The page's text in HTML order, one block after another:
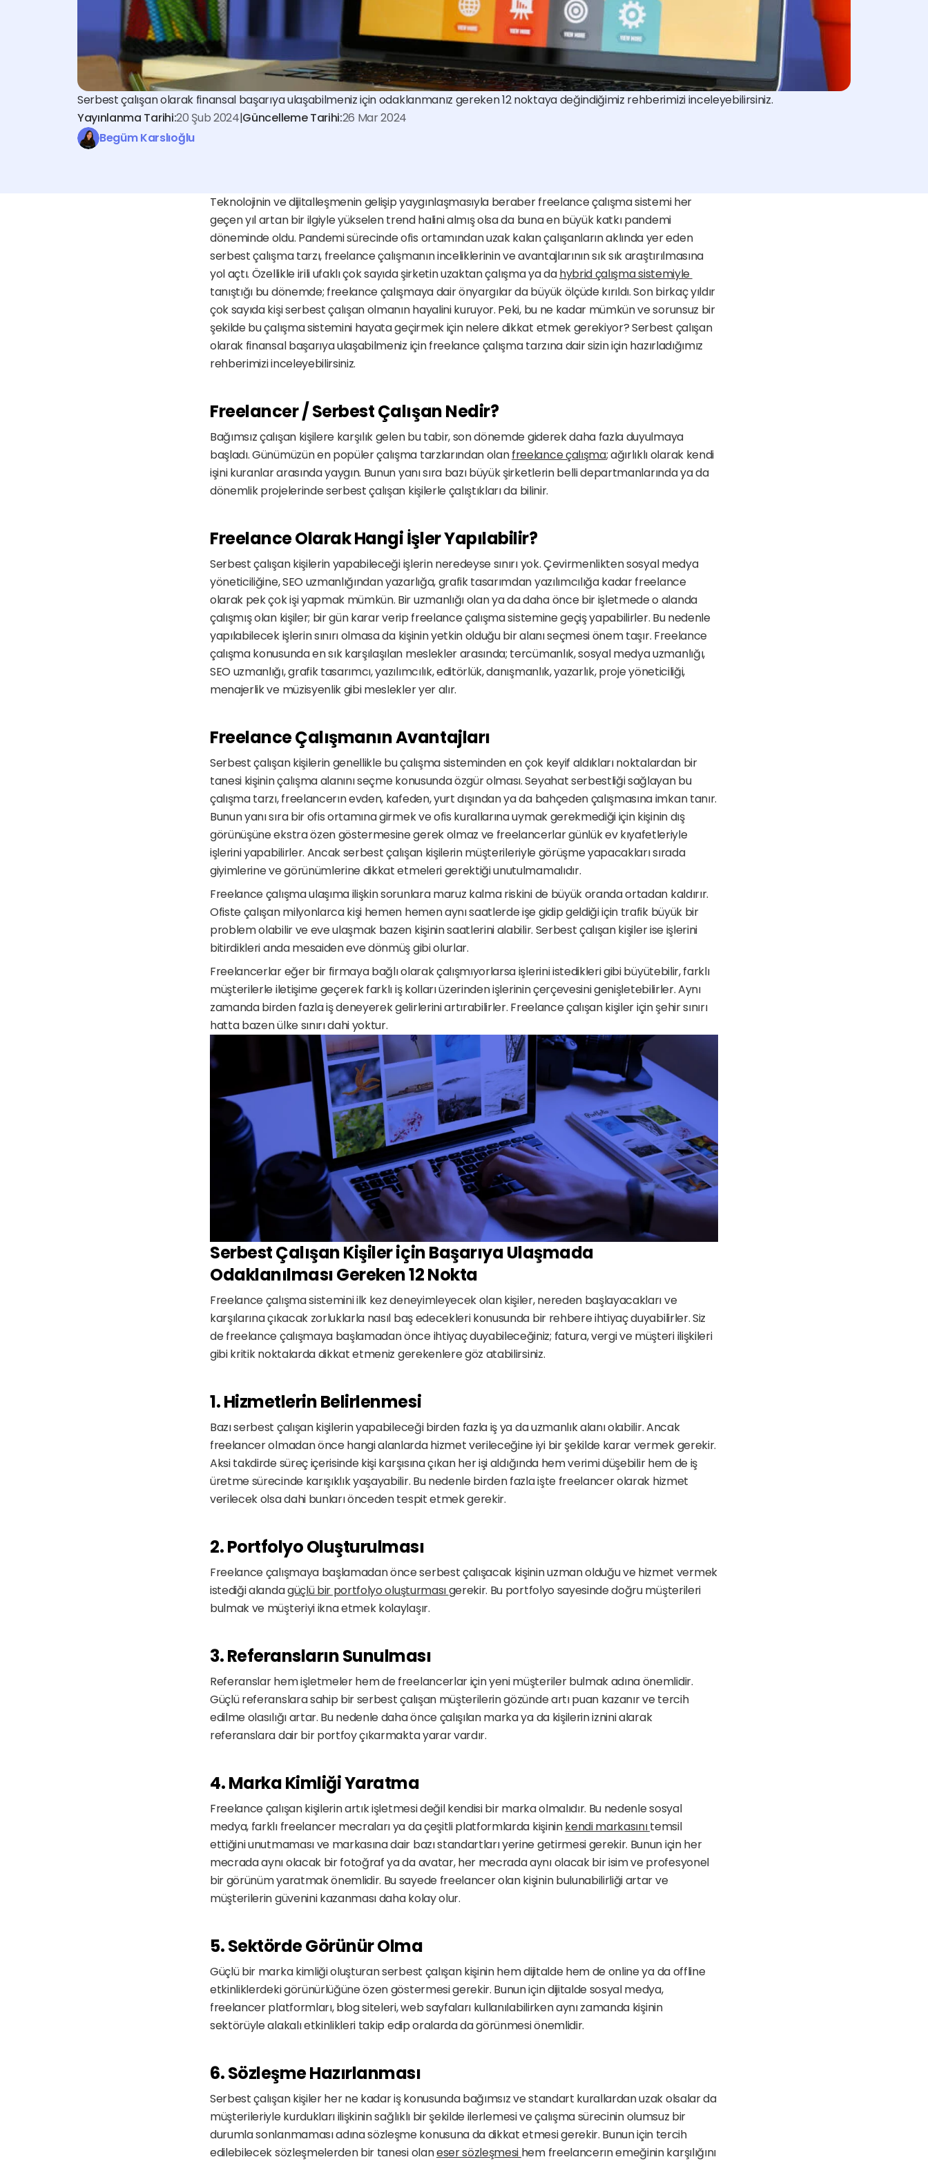
Serbest çalışan olarak finansal başarıya ulaşabilmeniz için odaklanmanız gereken 12 noktaya değindiğimiz rehberimizi inceleyebilirsiniz.
Yayınlanma Tarihi:20 Şub 2024|Güncelleme Tarihi:26 Mar 2024
Begüm Karslıoğlu
Teknolojinin ve dijitalleşmenin gelişip yaygınlaşmasıyla beraber freelance çalışma sistemi her
geçen yıl artan bir ilgiyle yükselen trend halini almış olsa da buna en büyük katkı pandemi
döneminde oldu. Pandemi sürecinde ofis ortamından uzak kalan çalışanların aklında yer eden
serbest çalışma tarzı, freelance çalışmanın inceliklerinin ve avantajlarının sık sık araştırılmasına
yol açtı. Özellikle irili ufaklı çok sayıda şirketin uzaktan çalışma ya da
tanıştığı bu dönemde; freelance çalışmaya dair önyargılar da büyük ölçüde kırıldı. Son birkaç yıldır
çok sayıda kişi serbest çalışan olmanın hayalini kuruyor. Peki, bu ne kadar mümkün ve sorunsuz bir
şekilde bu çalışma sistemini hayata geçirmek için nelere dikkat etmek gerekiyor? Serbest çalışan
olarak finansal başarıya ulaşabilmeniz için freelance çalışma tarzına dair sizin için hazırladığımız
rehberimizi inceleyebilirsiniz.
Freelancer / Serbest Çalışan Nedir?
Bağımsız çalışan kişilere karşılık gelen bu tabir, son dönemde giderek daha fazla duyulmaya
başladı. Günümüzün en popüler çalışma tarzlarından olan freelance çalışma; ağırlıklı olarak kendi
işini kuranlar arasında yaygın. Bunun yanı sıra bazı büyük şirketlerin belli departmanlarında ya da
dönemlik projelerinde serbest çalışan kişilerle çalıştıkları da bilinir.
Freelance Olarak Hangi İşler Yapılabilir?
Serbest çalışan kişilerin yapabileceği işlerin neredeyse sınırı yok. Çevirmenlikten sosyal medya
yöneticiliğine, SEO uzmanlığından yazarlığa, grafik tasarımdan yazılımcılığa kadar freelance
olarak pek çok işi yapmak mümkün. Bir uzmanlığı olan ya da daha önce bir işletmede o alanda
çalışmış olan kişiler; bir gün karar verip freelance çalışma sistemine geçiş yapabilirler. Bu nedenle
yapılabilecek işlerin sınırı olmasa da kişinin yetkin olduğu bir alanı seçmesi önem taşır. Freelance
çalışma konusunda en sık karşılaşılan meslekler arasında; tercümanlık, sosyal medya uzmanlığı,
SEO uzmanlığı, grafik tasarımcı, yazılımcılık, editörlük, danışmanlık, yazarlık, proje yöneticiliği,
menajerlik ve müzisyenlik gibi meslekler yer alır.
Freelance Çalışmanın Avantajları
Serbest çalışan kişilerin genellikle bu çalışma sisteminden en çok keyif aldıkları noktalardan bir
tanesi kişinin çalışma alanını seçme konusunda özgür olması. Seyahat serbestliği sağlayan bu
çalışma tarzı, freelancerın evden, kafeden, yurt dışından ya da bahçeden çalışmasına imkan tanır.
Bunun yanı sıra bir ofis ortamına girmek ve ofis kurallarına uymak gerekmediği için kişinin dış
görünüşüne ekstra özen göstermesine gerek olmaz ve freelancerlar günlük ev kıyafetleriyle
işlerini yapabilirler. Ancak serbest çalışan kişilerin müşterileriyle görüşme yapacakları sırada
giyimlerine ve görünümlerine dikkat etmeleri gerektiği unutulmamalıdır.
Freelance çalışma ulaşıma ilişkin sorunlara maruz kalma riskini de büyük oranda ortadan kaldırır.
Ofiste çalışan milyonlarca kişi hemen hemen aynı saatlerde işe gidip geldiği için trafik büyük bir
problem olabilir ve eve ulaşmak bazen kişinin saatlerini alabilir. Serbest çalışan kişiler ise işlerini
bitirdikleri anda mesaiden eve dönmüş gibi olurlar.
Freelancerlar eğer bir firmaya bağlı olarak çalışmıyorlarsa işlerini istedikleri gibi büyütebilir, farklı
müşterilerle iletişime geçerek farklı iş kolları üzerinden işlerinin çerçevesini genişletebilirler. Aynı
zamanda birden fazla iş deneyerek gelirlerini artırabilirler. Freelance çalışan kişiler için şehir sınırı
hatta bazen ülke sınırı dahi yoktur.
Serbest Çalışan Kişiler için Başarıya Ulaşmada
Odaklanılması Gereken 12 Nokta
Freelance çalışma sistemini ilk kez deneyimleyecek olan kişiler, nereden başlayacakları ve
karşılarına çıkacak zorluklarla nasıl baş edecekleri konusunda bir rehbere ihtiyaç duyabilirler. Siz
de freelance çalışmaya başlamadan önce ihtiyaç duyabileceğiniz; fatura, vergi ve müşteri ilişkileri
gibi kritik noktalarda dikkat etmeniz gerekenlere göz atabilirsiniz.
1. Hizmetlerin Belirlenmesi
Bazı serbest çalışan kişilerin yapabileceği birden fazla iş ya da uzmanlık alanı olabilir. Ancak
freelancer olmadan önce hangi alanlarda hizmet verileceğine iyi bir şekilde karar vermek gerekir.
Aksi takdirde süreç içerisinde kişi karşısına çıkan her işi aldığında hem verimi düşebilir hem de iş
üretme sürecinde karışıklık yaşayabilir. Bu nedenle birden fazla işte freelancer olarak hizmet
verilecek olsa dahi bunları önceden tespit etmek gerekir.
2. Portfolyo Oluşturulması
Freelance çalışmaya başlamadan önce serbest çalışacak kişinin uzman olduğu ve hizmet vermek
istediği alanda güçlü bir portfolyo oluşturması gerekir. Bu portfolyo sayesinde doğru müşterileri
bulmak ve müşteriyi ikna etmek kolaylaşır.
3. Referansların Sunulması
Referanslar hem işletmeler hem de freelancerlar için yeni müşteriler bulmak adına önemlidir.
Güçlü referanslara sahip bir serbest çalışan müşterilerin gözünde artı puan kazanır ve tercih
edilme olasılığı artar. Bu nedenle daha önce çalışılan marka ya da kişilerin iznini alarak
referanslara dair bir portfoy çıkarmakta yarar vardır.
4. Marka Kimliği Yaratma
Freelance çalışan kişilerin artık işletmesi değil kendisi bir marka olmalıdır. Bu nedenle sosyal
medya, farklı freelancer mecraları ya da çeşitli platformlarda kişinin kendi markasını temsil
ettiğini unutmaması ve markasına dair bazı standartları yerine getirmesi gerekir. Bunun için her
mecrada aynı olacak bir fotoğraf ya da avatar, her mecrada aynı olacak bir isim ve profesyonel
bir görünüm yaratmak önemlidir. Bu sayede freelancer olan kişinin bulunabilirliği artar ve
müşterilerin güvenini kazanması daha kolay olur.
5. Sektörde Görünür Olma
Güçlü bir marka kimliği oluşturan serbest çalışan kişinin hem dijitalde hem de online ya da offline
etkinliklerdeki görünürlüğüne özen göstermesi gerekir. Bunun için dijitalde sosyal medya,
freelancer platformları, blog siteleri, web sayfaları kullanılabilirken aynı zamanda kişinin
sektörüyle alakalı etkinlikleri takip edip oralarda da görünmesi önemlidir.
6. Sözleşme Hazırlanması
Serbest çalışan kişiler her ne kadar iş konusunda bağımsız ve standart kurallardan uzak olsalar da
müşterileriyle kurdukları ilişkinin sağlıklı bir şekilde ilerlemesi ve çalışma sürecinin olumsuz bir
durumla sonlanmaması adına sözleşme konusuna da dikkat etmesi gerekir. Bunun için tercih
edilebilecek sözleşmelerden bir tanesi olan eser sözleşmesi hem freelancerın emeğinin karşılığını